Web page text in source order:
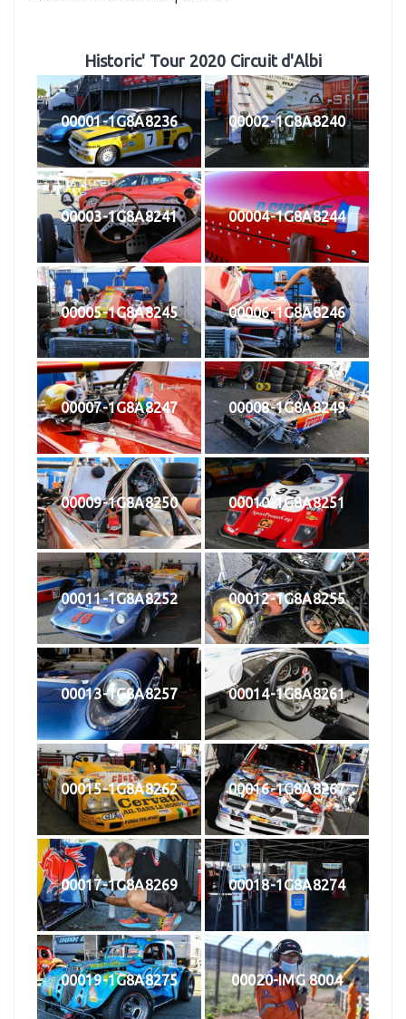
Historic' Tour 2020 Circuit d'Albi
00001-1G8A8236 00002-1G8A8240
00003-1G8A8241 00004-1G8A8244
00005-1G8A8245 00006-1G8A8246
00007-1G8A8247 00008-1G8A8249
00009-1G8A8250 00010-1G8A8251
00011-1G8A8252 00012-1G8A8255
00013-1G8A8257 00014-1G8A8261
00015-1G8A8262 00016-1G8A8267
00017-1G8A8269 00018-1G8A8274
00019-1G8A8275 00020-IMG 8004